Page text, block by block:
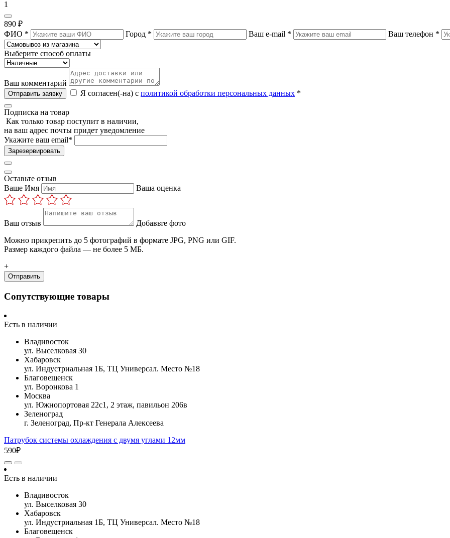
1
890 ₽
ФИО * Город * Ваш e-mail * Ваш телефон *
Выберите способ оплаты
Ваш комментарий
Отправить заявку Я согласен(-на) с политикой обработки персональных данных *
Подписка на товар
Как только товар поступит в наличии,
на ваш адрес почты придет уведомление
Укажите ваш email*
Зарезервировать
Оставьте отзыв
Ваше Имя
Ваша оценка
Ваш отзыв
Добавьте фото
Можно прикрепить до 5 фотографий в формате JPG, PNG или GIF.
Размер каждого файла — не более 5 МБ.
+
Отправить
Сопутствующие товары
Есть в наличии
Владивосток
ул. Выселковая 30
Хабаровск
ул. Индустриальная 1Б, ТЦ Универсал. Место №18
Благовещенск
ул. Воронкова 1
Москва
ул. Южнопортовая 22с1, 2 этаж, павильон 206в
Зеленоград
г. Зеленоград, Пр-кт Генерала Алексеева
Патрубок системы охлаждения с двумя углами 12мм
590₽
Есть в наличии
Владивосток
ул. Выселковая 30
Хабаровск
ул. Индустриальная 1Б, ТЦ Универсал. Место №18
Благовещенск